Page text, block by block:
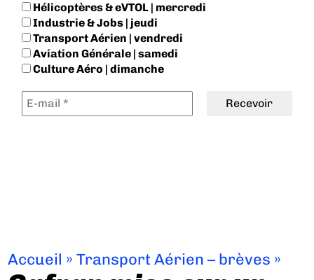
Hélicoptères & eVTOL | mercredi
Industrie & Jobs | jeudi
Transport Aérien | vendredi
Aviation Générale | samedi
Culture Aéro | dimanche
Accueil »Transport Aérien – brèves »